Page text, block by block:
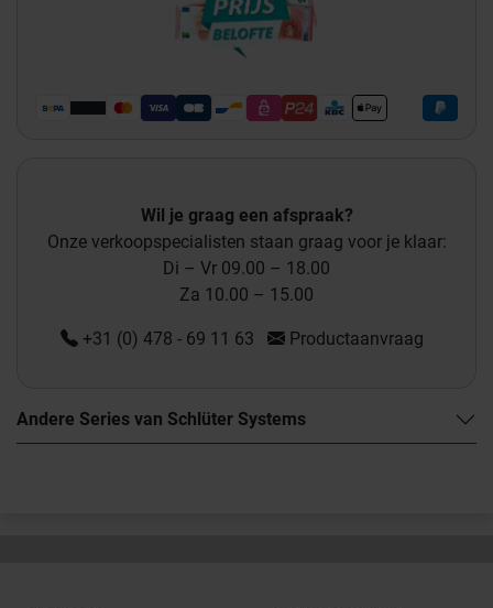
Wil je graag een afspraak?
Onze verkoopspecialisten staan graag voor je klaar:
Di – Vr 09.00 – 18.00
Za 10.00 – 15.00
+31 (0) 478 - 69 11 63 Productaanvraag
Andere Series van Schlüter Systems